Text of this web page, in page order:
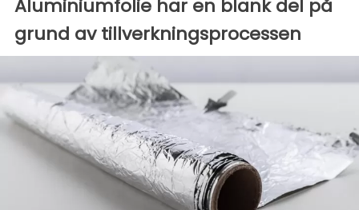
Aluminiumfolie har en blank del på
grund av tillverkningsprocessen